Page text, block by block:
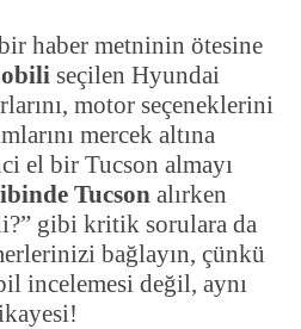
haber metninin ötesine
seçilen Hyundai
motor seçeneklerini
mercek altına
el bir Tucson almayı
Tucson alırken
gibi kritik sorulara da
bağlayın, çünkü
incelemesi değil, aynı